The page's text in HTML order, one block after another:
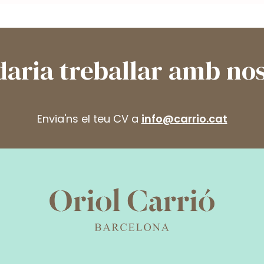
treballar amb
Envia'ns el teu CV a info@carrio.cat